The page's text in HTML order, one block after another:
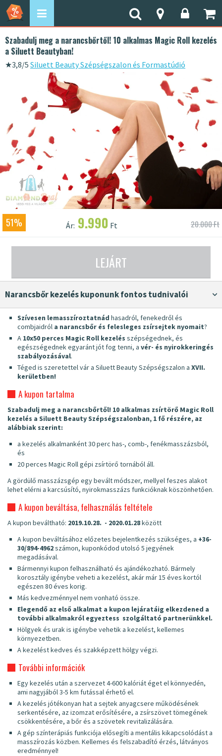
Szabadulj meg a narancsbőrtől! 10 alkalmas Magic Roll kezelés
a Siluett Beautyban!
★3,8/5 Siluett Beauty Szépségszalon és Formastúdió
51% Ár: 9.990 Ft 20.000 Ft
LEJÁRT
Narancsbőr kezelés kuponunk fontos tudnivalói
Szívesen lemasszíroztatnád hasadról, fenekedről és
combjaidról a narancsbőr és felesleges zsírsejtek nyomait?
A 10x50 perces Magic Roll kezelés szépségednek, és
egészségednek egyaránt jót fog tenni, a vér- és nyirokkeringés
szabályozásával.
Téged is szeretettel vár a Siluett Beauty Szépségszalon a XVII.
kerületben!
A kupon tartalma
Szabadulj meg a narancsbőrtől! 10 alkalmas zsírtörő Magic Roll
kezelés a Siluett Beauty Szépségszalonban, 1 fő részére, az
alábbiak szerint:
a kezelés alkalmanként 30 perc has-, comb-, fenékmasszázsból,
és
20 perces Magic Roll gépi zsírtörő tornából áll.
A gördülő masszázsgép egy bevált módszer, mellyel feszes alakot
lehet elérni a karcsúsító, nyirokmasszázs funkcióknak köszönhetően.
A kupon beváltása, felhasználás feltétele
A kupon beváltható: 2019.10.28. - 2020.01.28között
A kupon beváltásához előzetes bejelentkezés szükséges, a +36-
30/894-4962számon, kuponkódod utolsó 5 jegyének
megadásával.
Bármennyi kupon felhasználható és ajándékozható. Bármely
korosztály igénybe veheti a kezelést, akár már 15 éves kortól
egészen 80 éves korig.
Más kedvezménnyel nem vonható össze.
Elegendő az első alkalmat a kupon lejáratáig elkezdened a
további alkalmakról egyeztess szolgáltató partnerünkkel.
Hölgyek és urak is igénybe vehetik a kezelést, kellemes
környezetben.
A kezelést kedves és szakképzett hölgy végzi.
További információk
Egy kezelés után a szervezet 4-600 kalóriát éget el könnyedén,
ami nagyjából 3-5 km futással érhető el.
A kezelés jótékonyan hat a sejtek anyagcsere működésének
serkentésére, az izomzat erősítésére, a zsírszövet tömegének
csökkentésére, a bőr és a szövetek revitalizálására.
A gép színterápiás funkciója elősegíti a mentális kikapcsolódást a
masszírozás közben. Kellemes és felszabadító érzés, látványos
eredménnyel!